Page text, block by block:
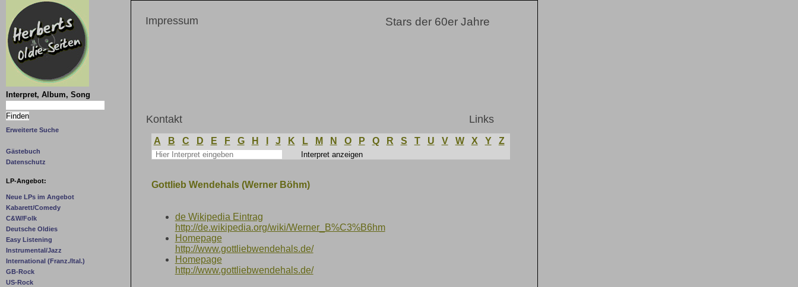
Interpret, Album, Song
Erweiterte Suche
Gästebuch
Datenschutz
LP-Angebot:
Neue LPs im Angebot
Kabarett/Comedy
C&W/Folk
Deutsche Oldies
Easy Listening
Instrumental/Jazz
International (Franz./Ital.)
GB-Rock
US-Rock
Stars der 60er Jahre
Impressum
Kontakt Links
A B C D E F G H J K L M N O P Q R S T U V W X Y Z
Gottlieb Wendehals (Werner Böhm)
de Wikipedia Eintrag
http://de.wikipedia.org/wiki/Werner_B%C3%B6hm
Homepage
http://www.gottliebwendehals.de/
Homepage
http://www.gottliebwendehals.de/